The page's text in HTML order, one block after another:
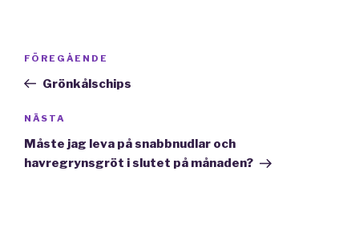
Inläggsnavigering
Föregående
inlägg
FÖREGÅENDE
Grönkålschips
Nästa
inlägg
NÄSTA
Måste jag leva på snabbnudlar och
havregrynsgröt i slutet på månaden?